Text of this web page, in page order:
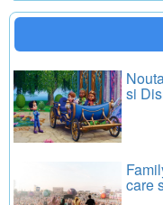
si
care